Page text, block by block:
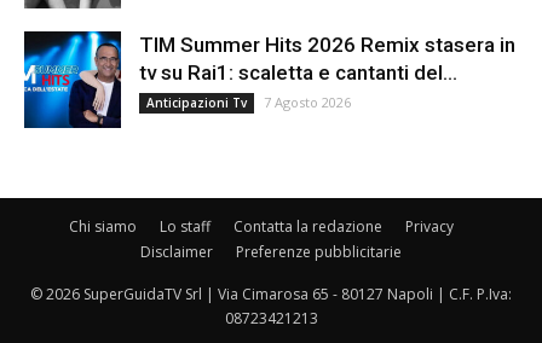
TIM Summer Hits 2026 Remix stasera in
tv su Rai1: scaletta e cantanti del...
Anticipazioni Tv 7 Agosto 2026
Chi siamo Lo staff Contatta la redazione
Privacy
Disclaimer
Preferenze pubblicitarie
© 2026 SuperGuidaTV Srl | Via Cimarosa 65 - 80127 Napoli | C.F. P.Iva:
08723421213